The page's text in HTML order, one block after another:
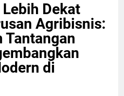
Dekat
Agribisnis:
Tantangan
di